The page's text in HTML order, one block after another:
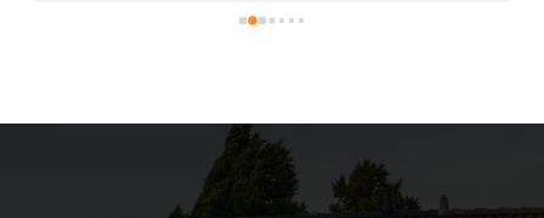
ook de indruk plezier in hun werk te hebben. Een